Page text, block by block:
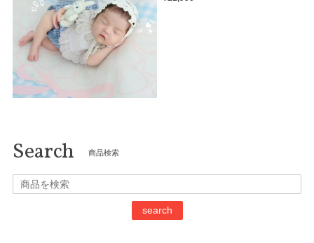
Search 商品検索
search